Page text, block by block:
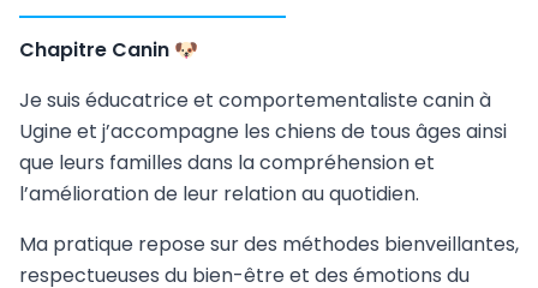
Chapitre Canin 🐶
Je suis éducatrice et comportementaliste canin à
Ugine et j’accompagne les chiens de tous âges ainsi
que leurs familles dans la compréhension et
l’amélioration de leur relation au quotidien.
Ma pratique repose sur des méthodes bienveillantes,
respectueuses du bien-être et des émotions du